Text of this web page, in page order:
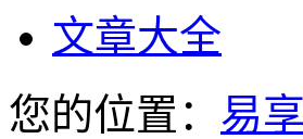
文章大全
您的位置： 易